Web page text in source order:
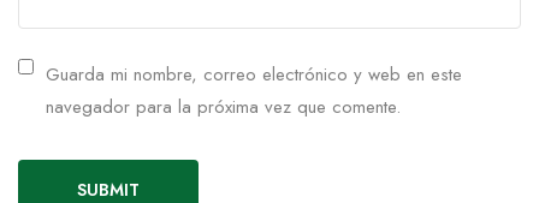
Guarda mi nombre, correo electrónico y web en este
navegador para la próxima vez que comente.